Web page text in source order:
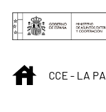
Saltar al
INICIOCCE - LA